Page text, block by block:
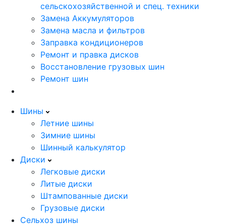
сельскохозяйственной и спец. техники
Замена Аккумуляторов
Замена масла и фильтров
Заправка кондиционеров
Ремонт и правка дисков
Восстановление грузовых шин
Ремонт шин
Шины
Летние шины
Зимние шины
Шинный калькулятор
Диски
Легковые диски
Литые диски
Штампованные диски
Грузовые диски
Сельхоз шины